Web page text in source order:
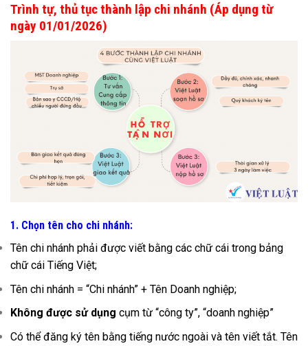
Trình tự, thủ tục thành lập chi nhánh (Áp dụng từ
ngày 01/01/2026)
1. Chọn tên cho chi nhánh:
Tên chi nhánh phải được viết bằng các chữ cái trong bảng
chữ cái Tiếng Việt;
Tên chi nhánh = “Chi nhánh” + Tên Doanh nghiệp;
Không được sử dụng cụm từ “công ty”, “doanh nghiệp”
Có thể đăng ký tên bằng tiếng nước ngoài và tên viết tắt. Tên